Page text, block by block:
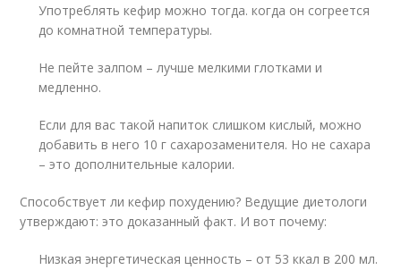
Употреблять кефир можно тогда. когда он согреется
до комнатной температуры.
Не пейте залпом – лучше мелкими глотками и
медленно.
Если для вас такой напиток слишком кислый, можно
добавить в него 10 г сахарозаменителя. Но не сахара
– это дополнительные калории.
Способствует ли кефир похудению? Ведущие диетологи
утверждают: это доказанный факт. И вот почему:
Низкая энергетическая ценность – от 53 ккал в 200 мл.